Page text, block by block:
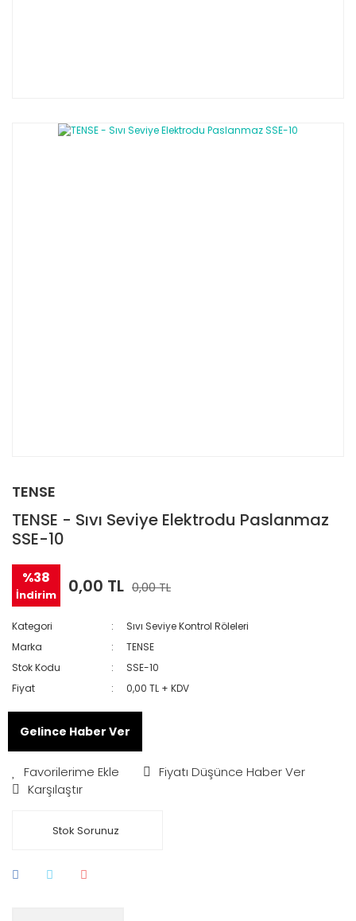
TENSE
TENSE - Sıvı Seviye Elektrodu Paslanmaz
SSE-10
%38
İndirim 0,00 TL 0,00 TL
Kategori
Sıvı Seviye Kontrol Röleleri
Marka
TENSE
Stok Kodu
SSE-10
Fiyat
0,00 TL + KDV
Gelince Haber Ver
Fiyatı Düşünce Haber Ver
Karşılaştır
Stok Sorunuz